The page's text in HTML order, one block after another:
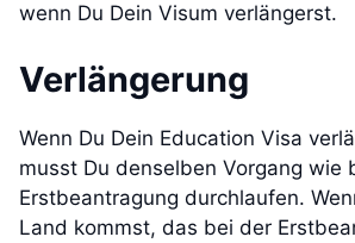
wenn Du Dein Visum verlängerst.
Verlängerung
Wenn Du Dein Education Visa
musst Du denselben Vorgang wie
Erstbeantragung durchlaufen.
Land kommst, das bei der